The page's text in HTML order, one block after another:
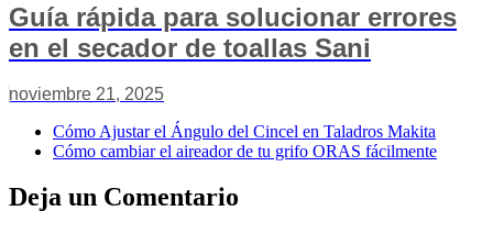
Guía rápida para solucionar errores
en el secador de toallas Sani
noviembre 21, 2025
Cómo Ajustar el Ángulo del Cincel en Taladros Makita
Cómo cambiar el aireador de tu grifo ORAS fácilmente
Deja un Comentario